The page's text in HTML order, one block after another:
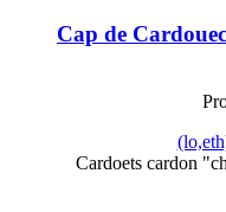
Cap de
Cardoets cardon